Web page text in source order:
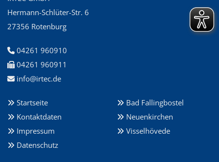
Hermann-Schlüter-Str. 6
27356 Rotenburg
 04261 960910
 04261 960911
 info@irtec.de
 Startseite
 Kontaktdaten
 Impressum
 Datenschutz
 Bad Fallingbostel
 Neuenkirchen
 Visselhövede